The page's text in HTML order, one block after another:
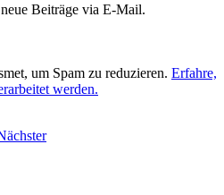
Beiträge via E-Mail.
um Spam zu reduzieren. Erfahre,
werden.